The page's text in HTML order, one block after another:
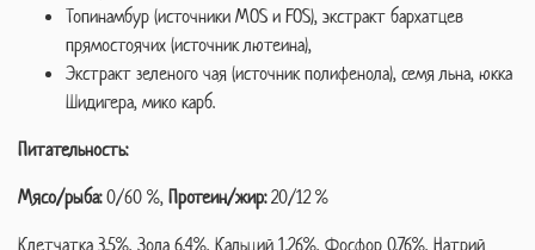
Топинамбур (источники MOS и FOS), экстракт бархатцев
прямостоячих (источник лютеина),
Экстракт зеленого чая (источник полифенола), семя льна, юкка
Шидигера, мико карб.
Питательность:
Мясо/рыба:0/60 %,Протеин/жир:20/12 %
Клетчатка 3.5%, Зола 6.4%, Кальций 1.26%, Фосфор 0.76%, Натрий